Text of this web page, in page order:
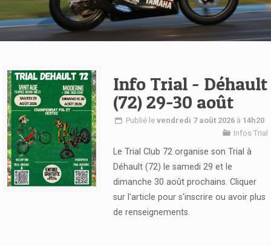
Info Trial - Déhault
(72) 29-30 août
Publié levendredi 7 août 2026 à 14h20
Infos Trial
Le Trial Club 72 organise son Trial à
Déhault (72) le samedi 29 et le
dimanche 30 août prochains. Cliquer
sur l'article pour s'inscrire ou avoir plus
de renseignements.